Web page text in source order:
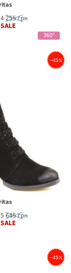
4 255 грн
SALE
360°
–45%
5 645 грн
SALE
–45%